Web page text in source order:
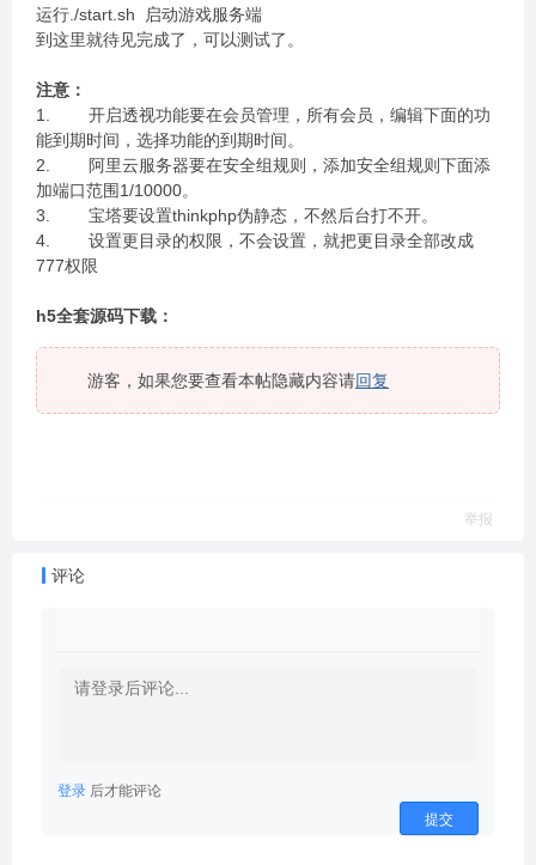
运行./start .sh 启动游戏服务端
到这里就待见完成了，可以测试了。
注意：
1. 开启透视功能要在会员管理，所有会员，编辑下面的功
能到期时间，选择功能的到期时间。
2. 阿里云服务器要在安全组规则，添加安全组规则下面添
加端口范围1/10000。
3. 宝塔要设置thinkphp伪静态，不然后台打不开。
4. 设置更目录的权限，不会设置，就把更目录全部改成
777权限
h5全套源码下载：
游客，如果您要查看本帖隐藏内容请回复
举报
评论
登录 后才能评论
提交